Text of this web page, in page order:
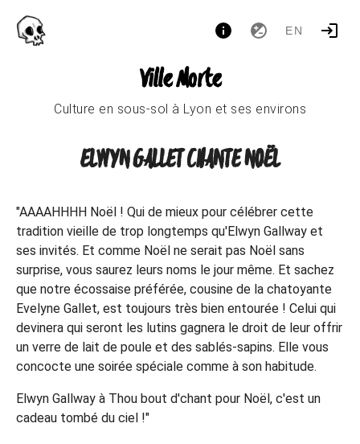
EN
Ville Morte
Culture en sous-sol à Lyon et ses environs
ELWYN GALLET CHANTE NOËL
"AAAAHHHH Noël ! Qui de mieux pour célébrer cette
tradition vieille de trop longtemps qu'Elwyn Gallway et
ses invités. Et comme Noël ne serait pas Noël sans
surprise, vous saurez leurs noms le jour même. Et sachez
que notre écossaise préférée, cousine de la chatoyante
Evelyne Gallet, est toujours très bien entourée ! Celui qui
devinera qui seront les lutins gagnera le droit de leur offrir
un verre de lait de poule et des sablés-sapins. Elle vous
concocte une soirée spéciale comme à son habitude.
Elwyn Gallway à Thou bout d'chant pour Noël, c'est un
cadeau tombé du ciel !"